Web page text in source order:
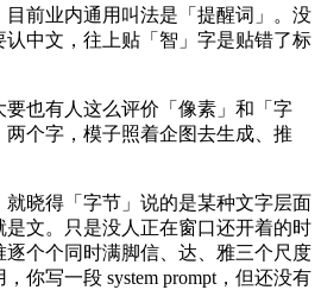
前业内通用叫法是「提醒词」。没
中文，往上贴「智」字是贴错了标
也有人这么评价「像素」和「字
个字，模子照着企图去生成、推
晓得「字节」说的是某种文字层面
文。只是没人正在窗口还开着的时
个个同时满脚信、达、雅三个尺度
你写一段 system prompt，但还没有